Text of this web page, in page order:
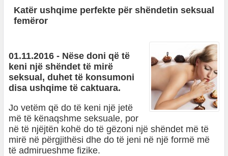
Katër ushqime perfekte për shëndetin seksual
femëror
01.11.2016 - Nëse doni që të
keni një shëndet të mirë
seksual, duhet të konsumoni
disa ushqime të caktuara.
Jo vetëm që do të keni një jetë
më të kënaqshme seksuale, por
në të njëjtën kohë do të gëzoni një shëndet më të
mirë në përgjithësi dhe do të jeni në një formë më
të admirueshme fizike.